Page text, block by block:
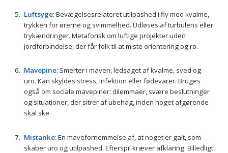
Luftsyge: Bevægelsesrelateret utilpashed i fly med kvalme,
trykken for ørerne og svimmelhed. Udløses af turbulens eller
trykændringer. Metaforisk om luftige projekter uden
jordforbindelse, der får folk til at miste orientering og ro.
Mavepine: Smerter i maven, ledsaget af kvalme, sved og
uro. Kan skyldes stress, infektion eller fødevarer. Bruges
også om sociale mavepiner: dilemmaer, svære beslutninger
og situationer, der sitrer af ubehag, inden noget afgørende
skal ske.
Mistanke: En mavefornemmelse af, at noget er galt, som
skaber uro og utilpashed. Efterspil kræver afklaring. Billedligt